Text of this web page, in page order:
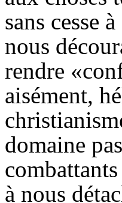
sans cesse
nous
rendre
aisément,
domaine
à nous